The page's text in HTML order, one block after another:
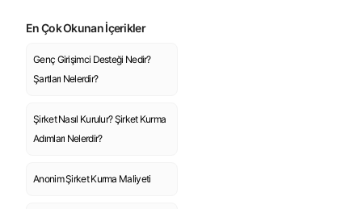
En Çok Okunan İçerikler
Genç Girişimci Desteği Nedir?
Şartları Nelerdir?
Şirket Nasıl Kurulur? Şirket Kurma
Adımları Nelerdir?
Anonim Şirket Kurma Maliyeti